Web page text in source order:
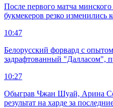
После первого матча
букмекеров резко изменились
10:47
Белорусский форвард с
задрафтованный "Далласом",
10:27
Обыграв Чжан Шуай, Арина
результат на харде за